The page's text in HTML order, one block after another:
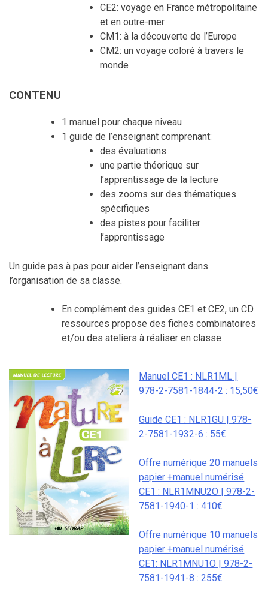
CE2: voyage en France métropolitaine
et en outre-mer
CM1: à la découverte de l’Europe
CM2: un voyage coloré à travers le
monde
CONTENU
1 manuel pour chaque niveau
1 guide de l’enseignant comprenant:
des évaluations
une partie théorique sur
l’apprentissage de la lecture
des zooms sur des thématiques
spécifiques
des pistes pour faciliter
l’apprentissage
Un guide pas à pas pour aider l’enseignant dans
l’organisation de sa classe.
En complément des guides CE1 et CE2, un CD
ressources propose des fiches combinatoires
et/ou des ateliers à réaliser en classe
Manuel CE1 : NLR1ML |
978-2-7581-1844-2 : 15,50€
Guide CE1 : NLR1GU | 978-
2-7581-1932-6 : 55€
Offre numérique 20 manuels
papier +manuel numérisé
CE1 : NLR1MNU2O | 978-2-
7581-1940-1 : 410€
Offre numérique 10 manuels
papier +manuel numérisé
CE1: NLR1MNU1O | 978-2-
7581-1941-8 : 255€